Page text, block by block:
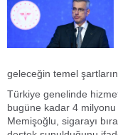
geleceğin temel
Türkiye genelinde
bugüne kadar 4
Memişoğlu, sigarayı